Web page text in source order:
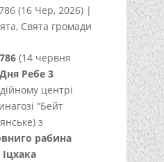
(16 Чер, 2026) |
, Свята громади
(14 червня
Дня Ребе 3
центрі
“Бейт
з
рабина
Іцхака